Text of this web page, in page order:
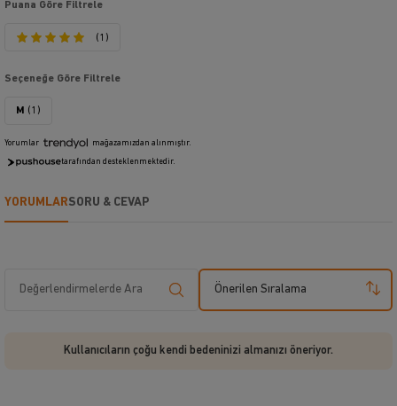
Puana Göre Filtrele
(1)
Seçeneğe Göre Filtrele
M (1)
Yorumlar mağazamızdan alınmıştır.
tarafından desteklenmektedir.
YORUMLARSORU & CEVAP
Önerilen Sıralama
Kullanıcıların çoğu kendi bedeninizi almanızı öneriyor.